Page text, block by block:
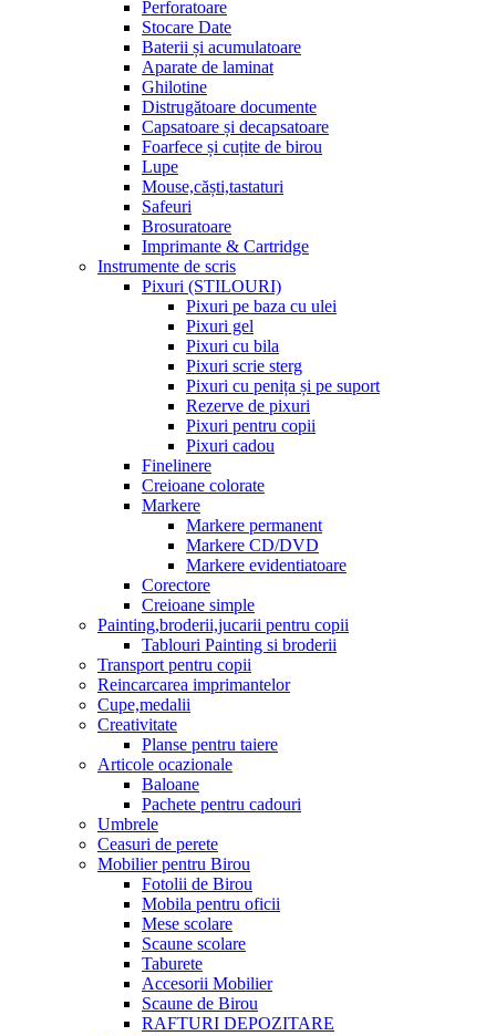
Perforatoare
Stocare Date
Baterii și acumulatoare
Aparate de laminat
Ghilotine
Distrugătoare documente
Capsatoare și decapsatoare
Foarfece și cuțite de birou
Lupe
Mouse,căști,tastaturi
Safeuri
Brosuratoare
Imprimante & Cartridge
Instrumente de scris
Pixuri (STILOURI)
Pixuri pe baza cu ulei
Pixuri gel
Pixuri cu bila
Pixuri scrie sterg
Pixuri cu penița și pe suport
Rezerve de pixuri
Pixuri pentru copii
Pixuri cadou
Finelinere
Creioane colorate
Markere
Markere permanent
Markere CD/DVD
Markere evidentiatoare
Corectore
Creioane simple
Painting,broderii,jucarii pentru copii
Tablouri Painting si broderii
Transport pentru copii
Reincarcarea imprimantelor
Cupe,medalii
Creativitate
Planse pentru taiere
Articole ocazionale
Baloane
Pachete pentru cadouri
Umbrele
Ceasuri de perete
Mobilier pentru Birou
Fotolii de Birou
Mobila pentru oficii
Mese scolare
Scaune scolare
Taburete
Accesorii Mobilier
Scaune de Birou
RAFTURI DEPOZITARE